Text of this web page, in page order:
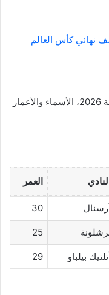
نهائي كأس العالم
إليكم لاعبين منتخب إسبانيا القائمة الكاملة 2026، الأسماء والأعمار
النادي العمر
30
25
بيلباو 29